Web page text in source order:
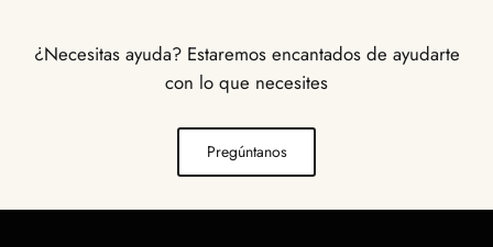
¿Necesitas ayuda? Estaremos encantados de ayudarte
con lo que necesites
Pregúntanos